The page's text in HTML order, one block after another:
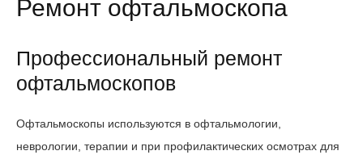
Ремонт офтальмоскопа
Профессиональный ремонт
офтальмоскопов
Офтальмоскопы используются в офтальмологии,
неврологии, терапии и при профилактических осмотрах для